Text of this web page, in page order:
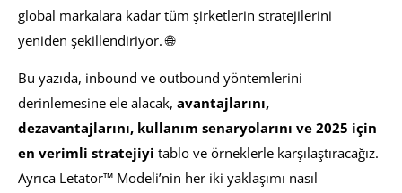
global markalara kadar tüm şirketlerin stratejilerini
yeniden şekillendiriyor. 🌐
Bu yazıda, inbound ve outbound yöntemlerini
derinlemesine ele alacak, avantajlarını,
dezavantajlarını, kullanım senaryolarını ve 2025 için
en verimli stratejiyi tablo ve örneklerle karşılaştıracağız.
Ayrıca Letator™ Modeli’nin her iki yaklaşımı nasıl